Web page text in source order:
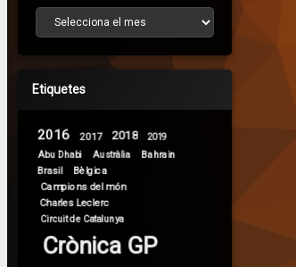
Arxiu d’articles
Etiquetes
2016 2017 2018 2019
Abu Dhabi Austràlia
Bahrain
Brasil
Bèlgica
Campions del món
Charles Leclerc
Circuit de Catalunya
Crònica GP